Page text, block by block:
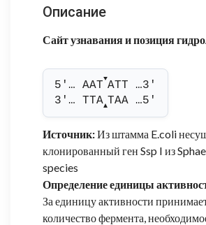
Описание
Сайт узнавания и позиция
5'… AAT
▼
ATT …3'
3'… TTA▲TAA …5'
Источник:Из штамма E.coli
клонированный ген Ssp I из
species
Определение единицы
За единицу активности
количество фермента,